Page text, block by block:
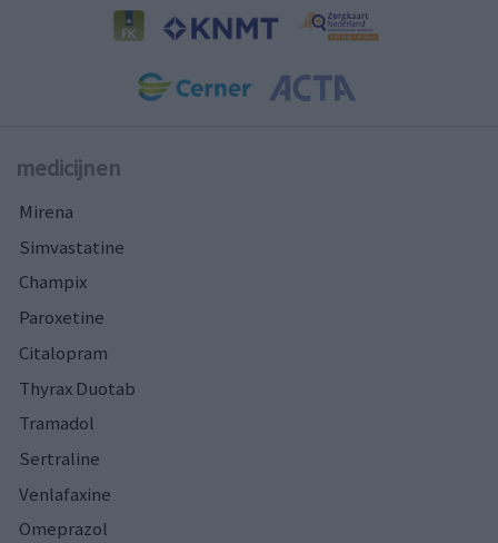
medicijnen
Mirena
Simvastatine
Champix
Paroxetine
Citalopram
Thyrax Duotab
Tramadol
Sertraline
Venlafaxine
Omeprazol